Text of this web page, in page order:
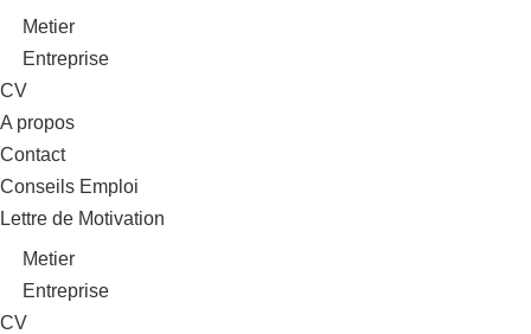
Metier
Entreprise
CV
A propos
Contact
Conseils Emploi
Lettre de Motivation
Metier
Entreprise
CV